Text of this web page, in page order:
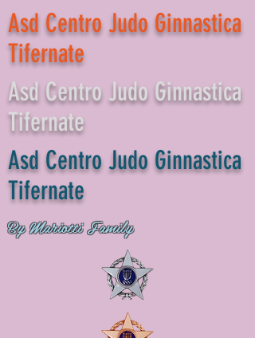
Asd Centro Judo Ginnastica
Tifernate
Asd Centro Judo Ginnastica
Tifernate
Asd Centro Judo Ginnastica
Tifernate
By Mariotti Family